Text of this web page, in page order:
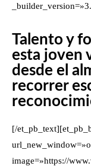
Talento y
esta joven
desde el
recorrer
[/
image=»https://